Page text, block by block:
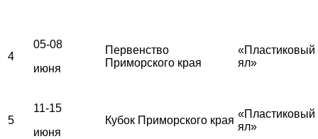
4
05-08
июня
Первенство
Приморского края
«Пластиковый
ял»
5
11-15
июня
Кубок Приморского края
«Пластиковый
ял»